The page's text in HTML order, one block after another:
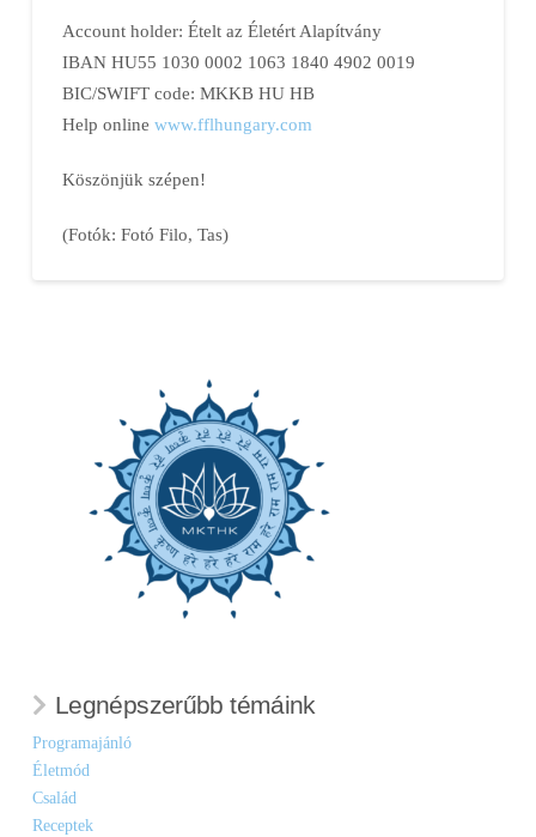
Account holder: Ételt az Életért Alapítvány
IBAN HU55 1030 0002 1063 1840 4902 0019
BIC/SWIFT code: MKKB HU HB
Help online www.fflhungary.com
Köszönjük szépen!
(Fotók: Fotó Filo, Tas)
Legnépszerűbb témáink
Programajánló
Életmód
Család
Receptek